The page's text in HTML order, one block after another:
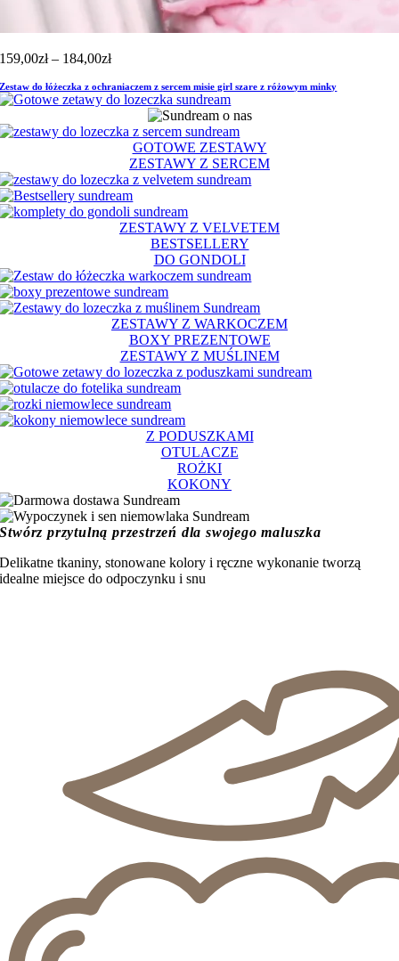
159,00zł – 184,00złZakres
od
159,00zł
184,00zł
Zestaw do łóżeczka z ochraniaczem z sercem misie girl szare z różowym minky
GOTOWE ZESTAWY
ZESTAWY Z SERCEM
ZESTAWY Z VELVETEM
BESTSELLERY
DO GONDOLI
ZESTAWY Z WARKOCZEM
BOXY PREZENTOWE
ZESTAWY Z MUŚLINEM
Z PODUSZKAMI
OTULACZE
ROŻKI
KOKONY
Stwórz przytulną przestrzeń dla swojego maluszka
Delikatne tkaniny, stonowane kolory i ręczne wykonanie tworzą
idealne miejsce do odpoczynku i snu